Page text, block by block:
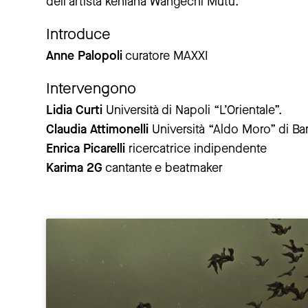
Introduce
Anne Palopolicuratore MAXXI
Intervengono
Lidia Curti Università di Napoli “L’Orientale”.
Claudia Attimonelli Università “Aldo Moro” di
Enrica Picarelli ricercatrice indipendente
Karima 2G cantante e beatmaker